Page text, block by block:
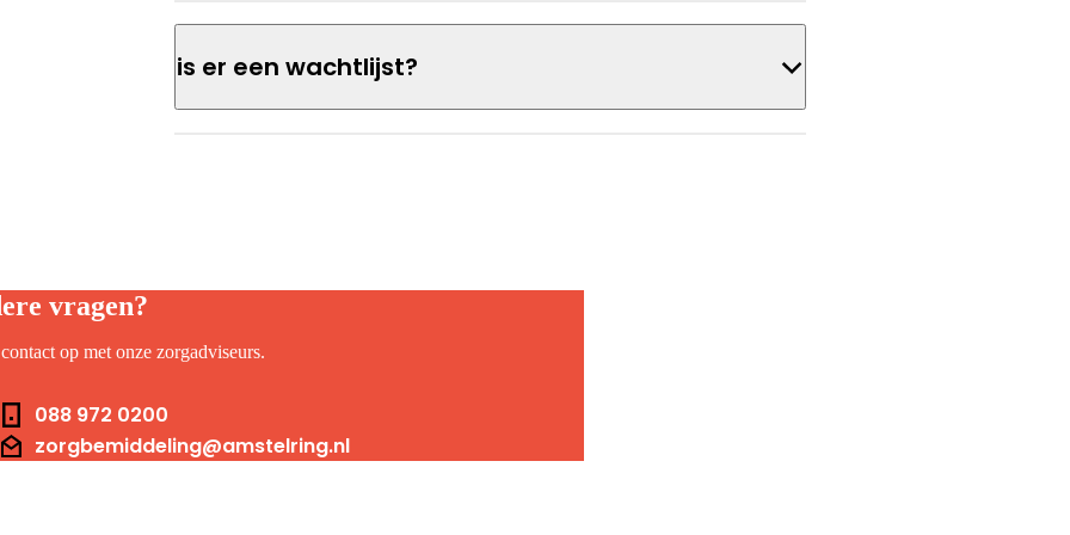
is er een wachtlijst?
vragen?
op met onze zorgadviseurs.
088 972 0200
zorgbemiddeling@amstelring.nl